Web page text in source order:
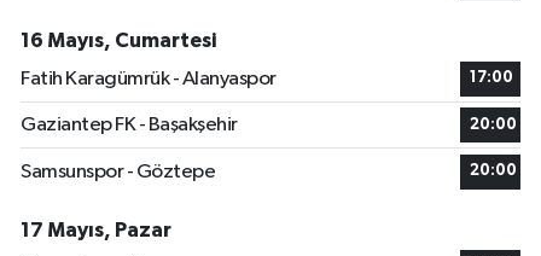
16 Mayıs, Cumartesi
Fatih Karagümrük - Alanyaspor
17:00
Gaziantep FK - Başakşehir 20:00
Samsunspor - Göztepe 20:00
17 Mayıs, Pazar